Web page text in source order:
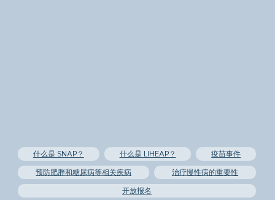
什么是 SNAP？ 什么是 LIHEAP？
疫苗事件
预防肥胖和糖尿病等相关疾病
治疗慢性病的重要性
开放报名